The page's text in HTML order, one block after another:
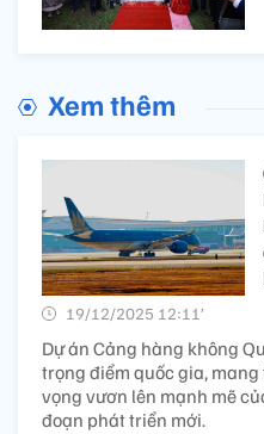
Xem thêm
19/12/2025 12:11’
Dự án Cảng hàng không
trọng điểm quốc gia,
vọng vươn lên mạnh mẽ
đoạn phát triển mới.